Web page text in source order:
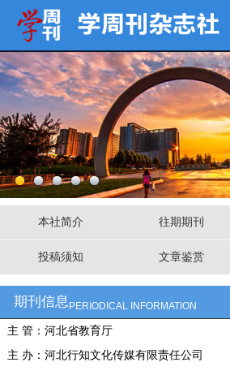
本社简介 往期期刊
投稿须知 文章鉴赏
期刊信息 PERIODICAL INFORMATION
主 管：河北省教育厅
主 办：河北行知文化传媒有限责任公司